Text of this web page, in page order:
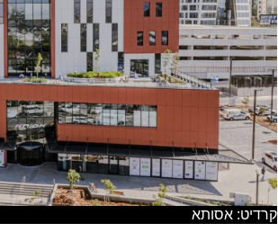
קרדיט: אסותא